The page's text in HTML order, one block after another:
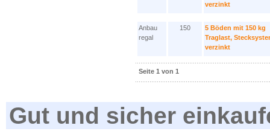
verzinkt
Anbau
regal
150
5 Böden mit 150 kg
Traglast,
verzinkt
Seite 1 von 1
Gut und sicher